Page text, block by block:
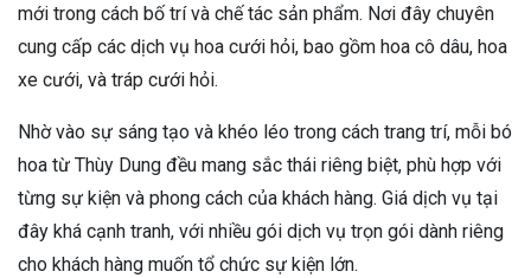
mới trong cách bố trí và chế tác sản phẩm. Nơi đây chuyên
cung cấp các dịch vụ hoa cưới hỏi, bao gồm hoa cô dâu, hoa
xe cưới, và tráp cưới hỏi.
Nhờ vào sự sáng tạo và khéo léo trong cách trang trí, mỗi bó
hoa từ Thùy Dung đều mang sắc thái riêng biệt, phù hợp với
từng sự kiện và phong cách của khách hàng. Giá dịch vụ tại
đây khá cạnh tranh, với nhiều gói dịch vụ trọn gói dành riêng
cho khách hàng muốn tổ chức sự kiện lớn.